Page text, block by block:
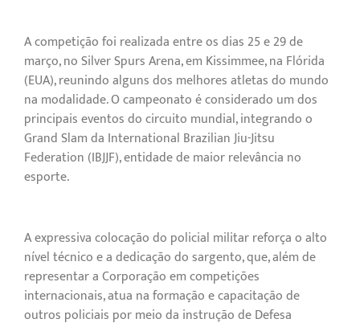
A competição foi realizada entre os dias 25 e 29 de
março, no Silver Spurs Arena, em Kissimmee, na Flórida
(EUA), reunindo alguns dos melhores atletas do mundo
na modalidade. O campeonato é considerado um dos
principais eventos do circuito mundial, integrando o
Grand Slam da International Brazilian Jiu-Jitsu
Federation (IBJJF), entidade de maior relevância no
esporte.
A expressiva colocação do policial militar reforça o alto
nível técnico e a dedicação do sargento, que, além de
representar a Corporação em competições
internacionais, atua na formação e capacitação de
outros policiais por meio da instrução de Defesa